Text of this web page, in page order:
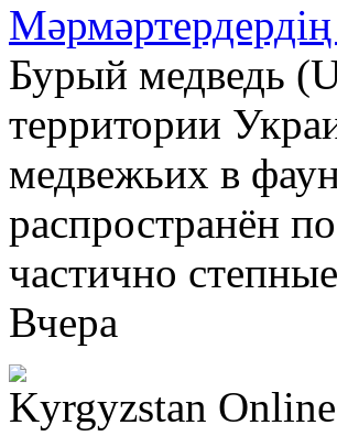
Бурый медведь
территории
медвежьих в
распространён
частично степные
Вчера
Kyrgyzstan Online